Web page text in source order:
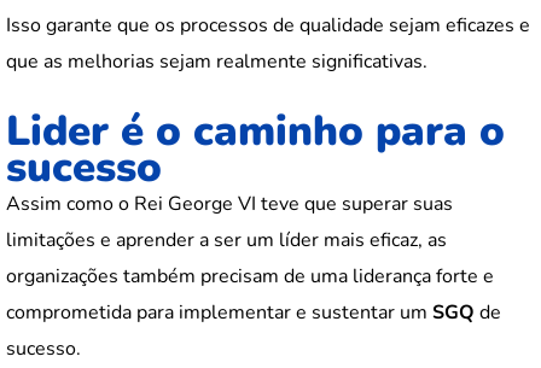
Isso garante que os processos de qualidade sejam eficazes e
que as melhorias sejam realmente significativas.
Lider é o caminho para o
sucesso
Assim como o Rei George VI teve que superar suas
limitações e aprender a ser um líder mais eficaz, as
organizações também precisam de uma liderança forte e
comprometida para implementar e sustentar um SGQ de
sucesso.